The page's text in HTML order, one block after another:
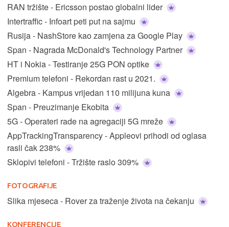
RAN tržište - Ericsson postao globalni lider
Intertraffic - Infoart peti put na sajmu
Rusija - NashStore kao zamjena za Google Play
Span - Nagrada McDonald's Technology Partner
HT i Nokia - Testiranje 25G PON optike
Premium telefoni - Rekordan rast u 2021.
Algebra - Kampus vrijedan 110 milijuna kuna
Span - Preuzimanje Ekobita
5G - Operateri rade na agregaciji 5G mreže
AppTrackingTransparency - Appleovi prihodi od oglasa
rasli čak 238%
Sklopivi telefoni - Tržište raslo 309%
FOTOGRAFIJE
Slika mjeseca - Rover za traženje života na čekanju
KONFERENCIJE